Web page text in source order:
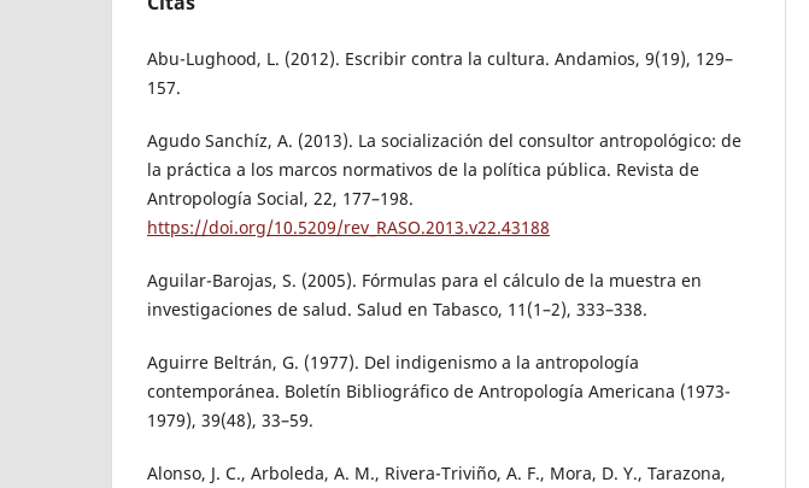
Abu-Lughood, L. (2012). Escribir contra la cultura. Andamios, 9(19), 129–
157.
Agudo Sanchíz, A. (2013). La socialización del consultor antropológico: de
la práctica a los marcos normativos de la política pública. Revista de
Antropología Social, 22, 177–198.
https://doi.org/10.5209/rev_RASO.2013.v22.43188
Aguilar-Barojas, S. (2005). Fórmulas para el cálculo de la muestra en
investigaciones de salud. Salud en Tabasco, 11(1–2), 333–338.
Aguirre Beltrán, G. (1977). Del indigenismo a la antropología
contemporánea. Boletín Bibliográfico de Antropología Americana (1973-
1979), 39(48), 33–59.
Alonso, J. C., Arboleda, A. M., Rivera-Triviño, A. F., Mora, D. Y., Tarazona,